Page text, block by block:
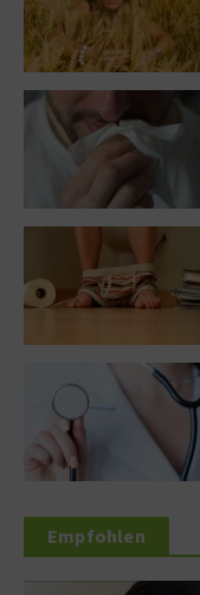
Empfohlen